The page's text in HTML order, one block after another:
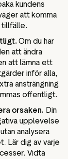
kundens
att komma
tillfälle.
Om du har
att ändra
att lämna ett
inför alla,
ansträngning
offentligt.
orsaken. Din
upplevelse
analysera
Lär dig av varje
Vidta